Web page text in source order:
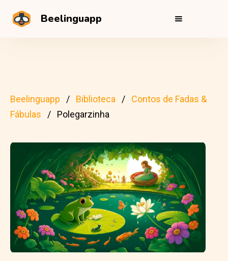
Beelinguapp
Beelinguapp Biblioteca
Contos de Fadas &
Fábulas
Polegarzinha